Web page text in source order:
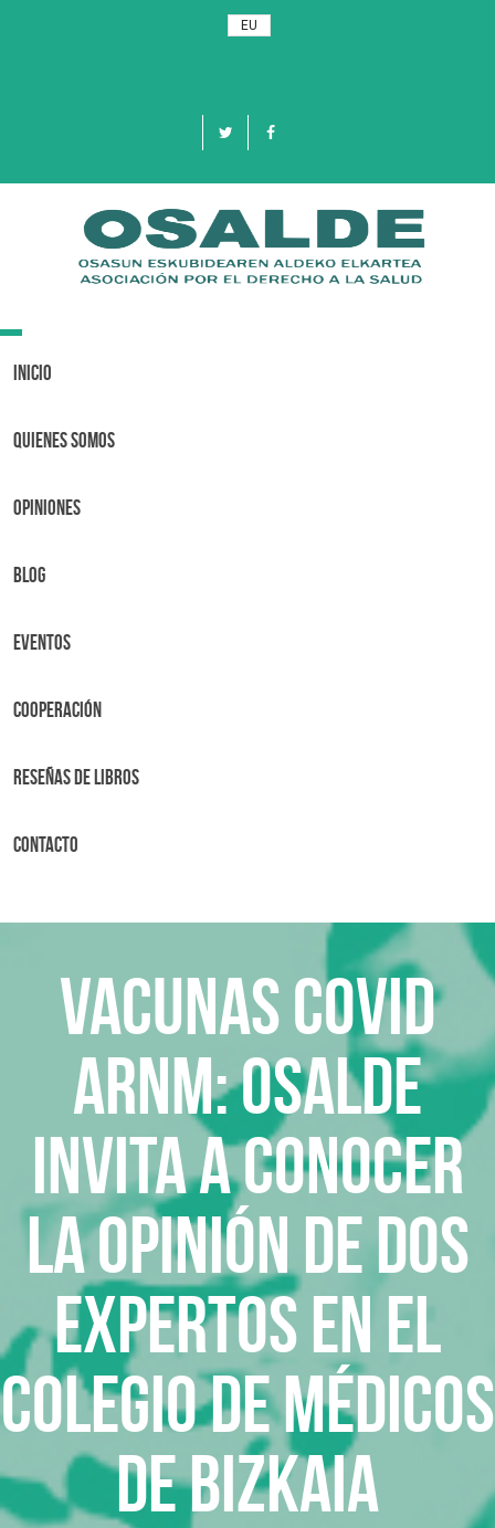
EU
Toggle
Inicio
Quienes Somos
OPINIONES
BLOG
Eventos
Cooperación
Reseñas de libros
Contacto
Vacunas Covid
ARNm: Osalde
invita a conocer
la opinión de dos
expertos en el
Colegio de Médicos
de Bizkaia